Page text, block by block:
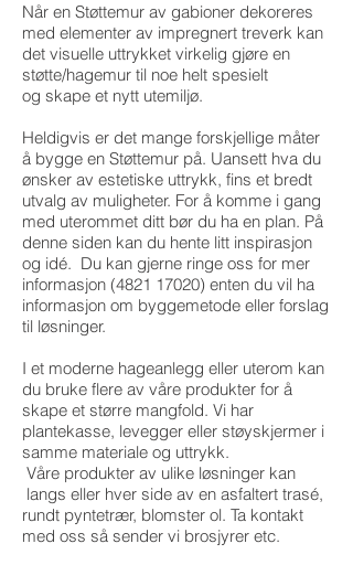
Når en Støttemur av gabioner dekoreres
med elementer av impregnert treverk kan
det visuelle uttrykket virkelig gjøre en
støtte/hagemur til noe helt spesielt
og skape et nytt utemiljø.
Heldigvis er det mange forskjellige måter
å bygge en Støttemur på. Uansett hva du
ønsker av estetiske uttrykk, fins et bredt
utvalg av muligheter. For å komme i gang
med uterommet ditt bør du ha en plan. På
denne siden kan du hente litt inspirasjon
og idé. Du kan gjerne ringe oss for mer
informasjon (4821 17020) enten du vil ha
informasjon om byggemetode eller forslag
til løsninger.
I et moderne hageanlegg eller uterom kan
du bruke flere av våre produkter for å
skape et større mangfold. Vi har
plantekasse, levegger eller støyskjermer i
samme materiale og uttrykk.
Våre produkter av ulike løsninger kan
langs eller hver side av en asfaltert trasé,
rundt pyntetrær, blomster ol. Ta kontakt
med oss så sender vi brosjyrer etc.